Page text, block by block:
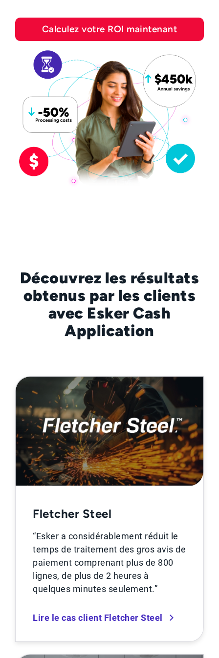
Calculez votre ROI maintenant
Découvrez les résultats
obtenus par les clients
avec Esker Cash
Application
Fletcher Steel
“Esker a considérablement réduit le
temps de traitement des gros avis de
paiement comprenant plus de 800
lignes, de plus de 2 heures à
quelques minutes seulement.”
Lire le cas client Fletcher Steel